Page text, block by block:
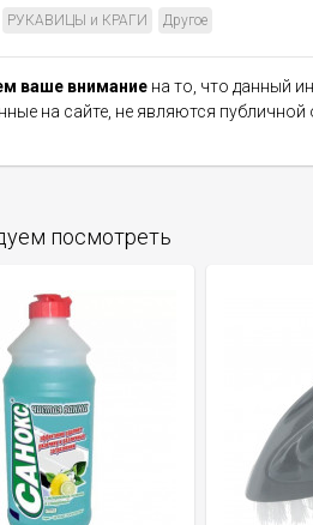
РУКАВИЦЫ и КРАГИ Другое
ваше внимание на то, что данный
на сайте, не являются
посмотреть